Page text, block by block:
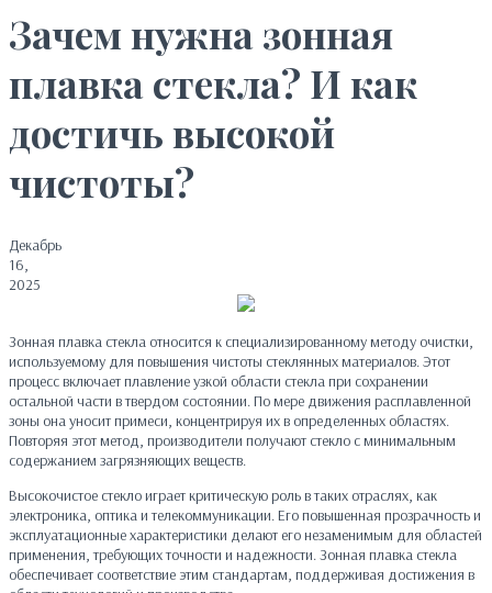
Зачем нужна зонная
плавка стекла? И как
достичь высокой
чистоты?
Декабрь
16,
2025
Зонная плавка стекла относится к специализированному методу очистки,
используемому для повышения чистоты стеклянных материалов. Этот
процесс включает плавление узкой области стекла при сохранении
остальной части в твердом состоянии. По мере движения расплавленной
зоны она уносит примеси, концентрируя их в определенных областях.
Повторяя этот метод, производители получают стекло с минимальным
содержанием загрязняющих веществ.
Высокочистое стекло играет критическую роль в таких отраслях, как
электроника, оптика и телекоммуникации. Его повышенная прозрачность и
эксплуатационные характеристики делают его незаменимым для областей
применения, требующих точности и надежности. Зонная плавка стекла
обеспечивает соответствие этим стандартам, поддерживая достижения в